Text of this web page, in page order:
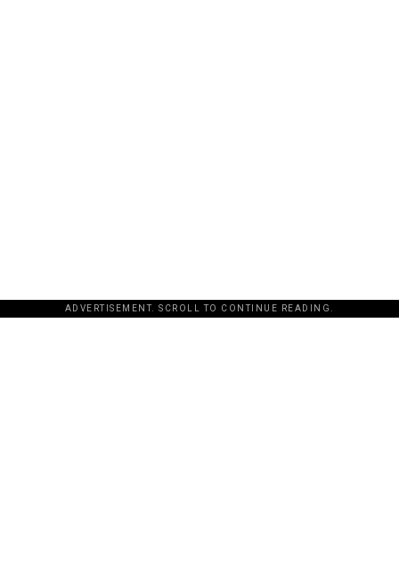
ADVERTISEMENT. SCROLL TO CONTINUE READING.